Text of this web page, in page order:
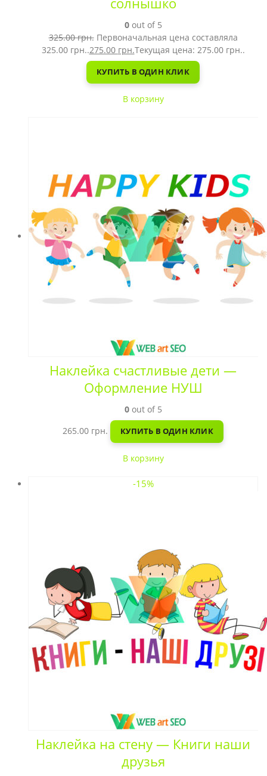
0out of 5
325.00грн. Первоначальная цена составляла
325.00 грн..275.00 грн.Текущая цена: 275.00 грн..
КУПИТЬ В ОДИН КЛИК
В корзину
Наклейка счастливые дети —
Оформление НУШ
0out of 5
265.00 грн. КУПИТЬ В ОДИН КЛИК
В корзину
-15%
Наклейка на стену — Книги наши
друзья